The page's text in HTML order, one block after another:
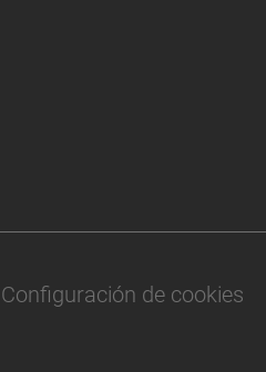
Configuración de cookies